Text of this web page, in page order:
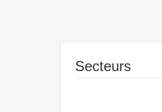
Secteurs